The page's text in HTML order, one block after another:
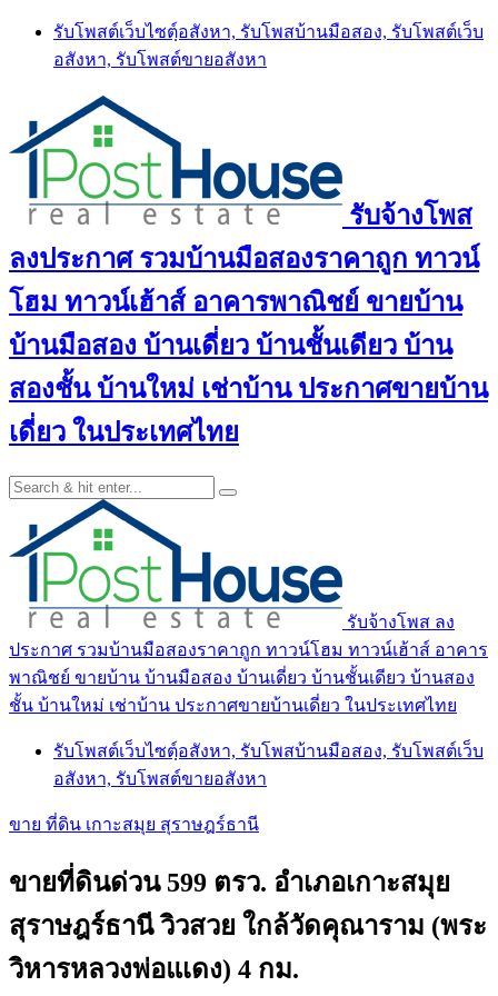
Skip
content
รับโพสต์เว็บไซตฺ์อสังหา, รับโพสบ้านมือสอง, รับโพสต์เว็บ
อสังหา, รับโพสต์ขายอสังหา
รับจ้างโพส
ลงประกาศ รวมบ้านมือสองราคาถูก ทาวน์
โฮม ทาวน์เฮ้าส์ อาคารพาณิชย์ ขายบ้าน
บ้านมือสอง บ้านเดี่ยว บ้านชั้นเดียว บ้าน
สองชั้น บ้านใหม่ เช่าบ้าน ประกาศขายบ้าน
เดี่ยว ในประเทศไทย
รับจ้างโพส ลง
ประกาศ รวมบ้านมือสองราคาถูก ทาวน์โฮม ทาวน์เฮ้าส์ อาคาร
พาณิชย์ ขายบ้าน บ้านมือสอง บ้านเดี่ยว บ้านชั้นเดียว บ้านสอง
ชั้น บ้านใหม่ เช่าบ้าน ประกาศขายบ้านเดี่ยว ในประเทศไทย
รับโพสต์เว็บไซตฺ์อสังหา, รับโพสบ้านมือสอง, รับโพสต์เว็บ
อสังหา, รับโพสต์ขายอสังหา
ขาย ที่ดิน เกาะสมุย สุราษฎร์ธานี
ขายที่ดินด่วน 599 ตรว. อำเภอเกาะสมุย
สุราษฎร์ธานี วิวสวย ใกล้วัดคุณาราม (พระ
วิหารหลวงพ่อแเดง) 4 กม.